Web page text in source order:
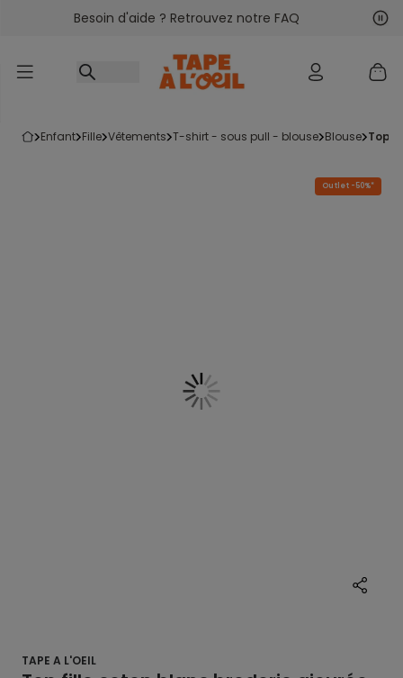
Accéder au contenu
Besoin d'aide ? Retrouvez notre FAQ
enfant fille vêtements t-shirt - sous pull - blouse blouse top
Outlet -50%*
TAPE A L'OEIL